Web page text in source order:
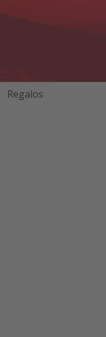
Regalos